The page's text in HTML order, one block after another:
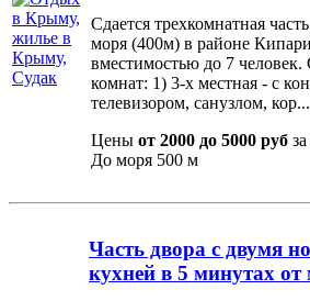
Сдается трехкомнатная
моря (400м) в районе
вместимостью до 7 человек.
комнат: 1) 3-х местная - с
телевизором, санузлом, кор...
Цены от 2000 до 5000 руб
До моря 500 м
Часть двора с двумя
кухней в 5 минутах от